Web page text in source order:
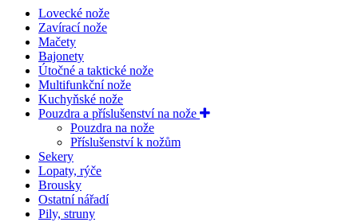
Lovecké nože
Zavírací nože
Mačety
Bajonety
Útočné a taktické nože
Multifunkční nože
Kuchyňské nože
Pouzdra a příslušenství na nože
Pouzdra na nože
Příslušenství k nožům
Sekery
Lopaty, rýče
Brousky
Ostatní nářadí
Pily, struny